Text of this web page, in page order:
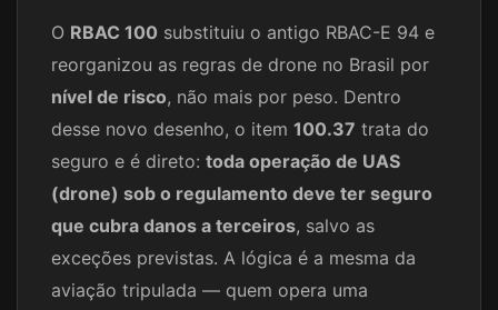
O RBAC 100 substituiu o antigo RBAC-E 94 e
reorganizou as regras de drone no Brasil por
nível de risco, não mais por peso. Dentro
desse novo desenho, o item 100.37 trata do
seguro e é direto: toda operação de UAS
(drone) sob o regulamento deve ter seguro
que cubra danos a terceiros, salvo as
exceções previstas. A lógica é a mesma da
aviação tripulada — quem opera uma